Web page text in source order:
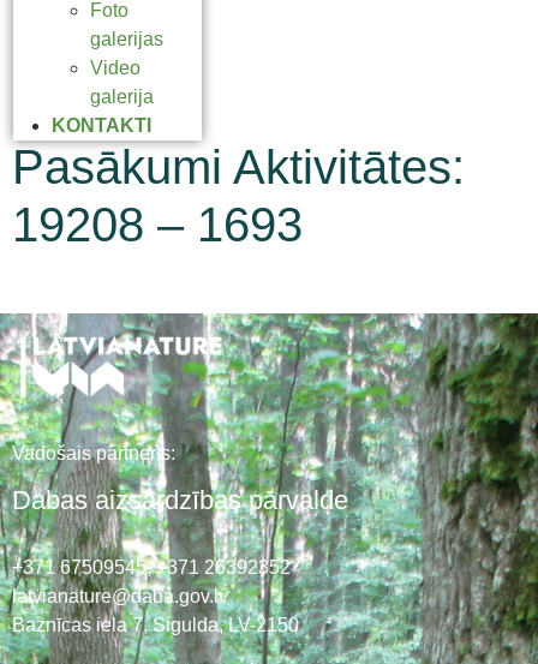
Foto
galerijas
Video
galerija
KONTAKTI
Pasākumi Aktivitātes:
19208 – 1693
Vadošais partneris:
Dabas aizsardzības pārvalde
+371 67509545,+371 26392352
latvianature@daba.gov.lv
Baznīcas iela 7, Sigulda, LV-2150